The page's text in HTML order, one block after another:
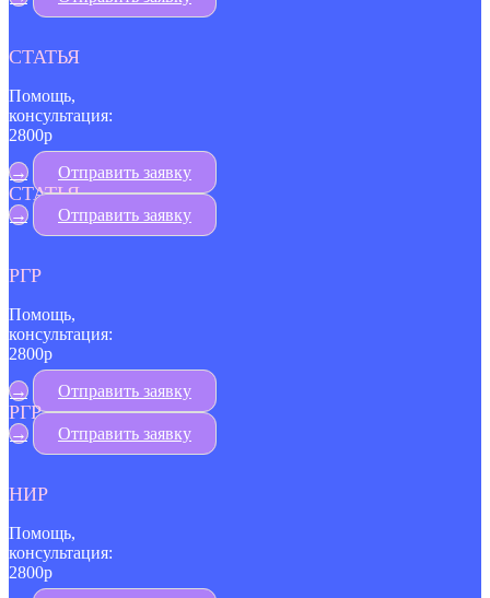
СТАТЬЯ
Помощь,
консультация:
2800р
→
Отправить заявку
СТАТЬЯ
→ Отправить заявку
РГР
Помощь,
консультация:
2800р
→
Отправить заявку
РГР
→ Отправить заявку
НИР
Помощь,
консультация:
2800р